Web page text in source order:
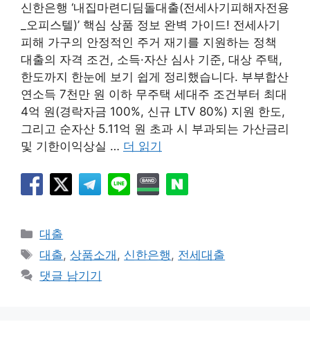
신한은행 ‘내집마련디딤돌대출(전세사기피해자전용
_오피스텔)’ 핵심 상품 정보 완벽 가이드! 전세사기
피해 가구의 안정적인 주거 재기를 지원하는 정책
대출의 자격 조건, 소득·자산 심사 기준, 대상 주택,
한도까지 한눈에 보기 쉽게 정리했습니다. 부부합산
연소득 7천만 원 이하 무주택 세대주 조건부터 최대
4억 원(경락자금 100%, 신규 LTV 80%) 지원 한도,
그리고 순자산 5.11억 원 초과 시 부과되는 가산금리
및 기한이익상실 … 더 읽기
카
테
고
리
대출
태
그
대출, 상품소개 , 신한은행 , 전세대출
댓글 남기기